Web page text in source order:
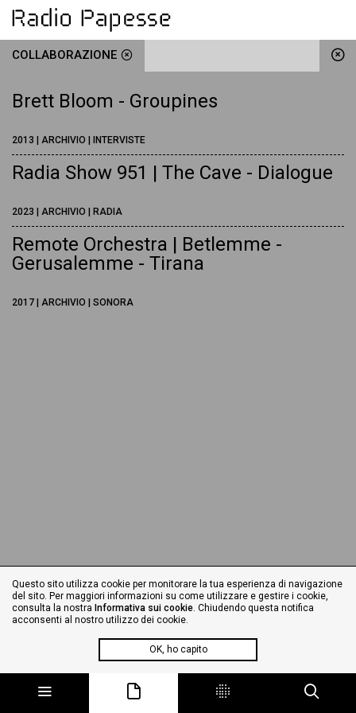
COLLABORAZIONE
Brett Bloom - Groupines
2013 | ARCHIVIO | INTERVISTE
Radia Show 951 | The Cave - Dialogue
2023 | ARCHIVIO | RADIA
Remote Orchestra | Betlemme -
Gerusalemme - Tirana
2017 | ARCHIVIO | SONORA
Questo sito utilizza cookie per monitorare la tua esperienza di navigazione
del sito. Per maggiori informazioni su come utilizzare e gestire i cookie,
consulta la nostra Informativa sui cookie. Chiudendo questa notifica
acconsenti al nostro utilizzo dei cookie.
OK, ho capito